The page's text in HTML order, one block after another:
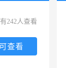
242人查看
查看